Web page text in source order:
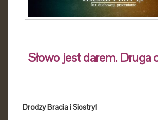
Słowo jest darem. Druga
Drodzy Bracia i Siostry!